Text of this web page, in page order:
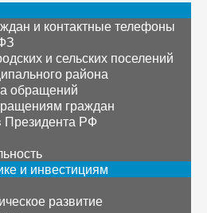
и контактные телефоны
и сельских поселений
района
обращений
граждан
Президента РФ
и инвестициям
развитие